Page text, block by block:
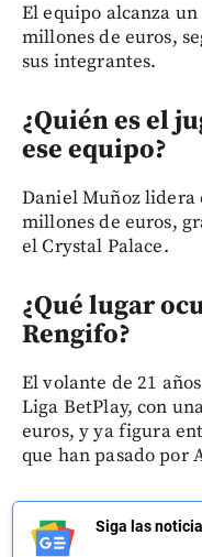
El equipo alcanza
millones de euros,
sus integrantes.
¿Quién es el
ese equipo?
Daniel Muñoz lidera
millones de euros,
el Crystal Palace.
¿Qué lugar
Rengifo?
El volante de 21
Liga BetPlay, con
euros, y ya figura
que han pasado por
Siga las